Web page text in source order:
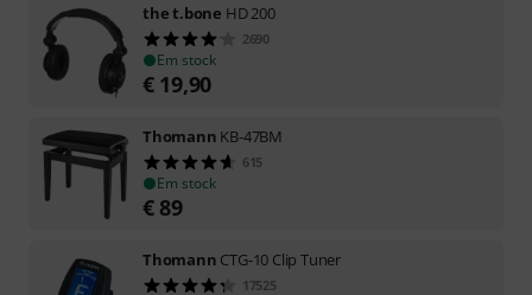
the t.bone HD 200
2690
Em stock
€ 19,90
Thomann KB-47BM
615
Em stock
€ 89
Thomann CTG-10 Clip Tuner
17525